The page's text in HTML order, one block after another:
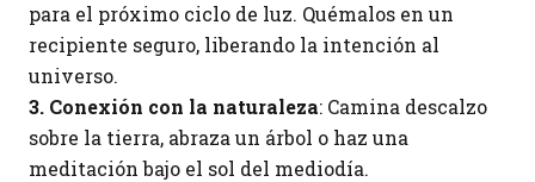
para el próximo ciclo de luz. Quémalos en un
recipiente seguro, liberando la intención al
universo.
3. Conexión con la naturaleza: Camina descalzo
sobre la tierra, abraza un árbol o haz una
meditación bajo el sol del mediodía.